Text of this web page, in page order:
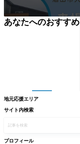
地元応援エリア
サイト内検索
検
プロフィール
あなたへのおすすめ